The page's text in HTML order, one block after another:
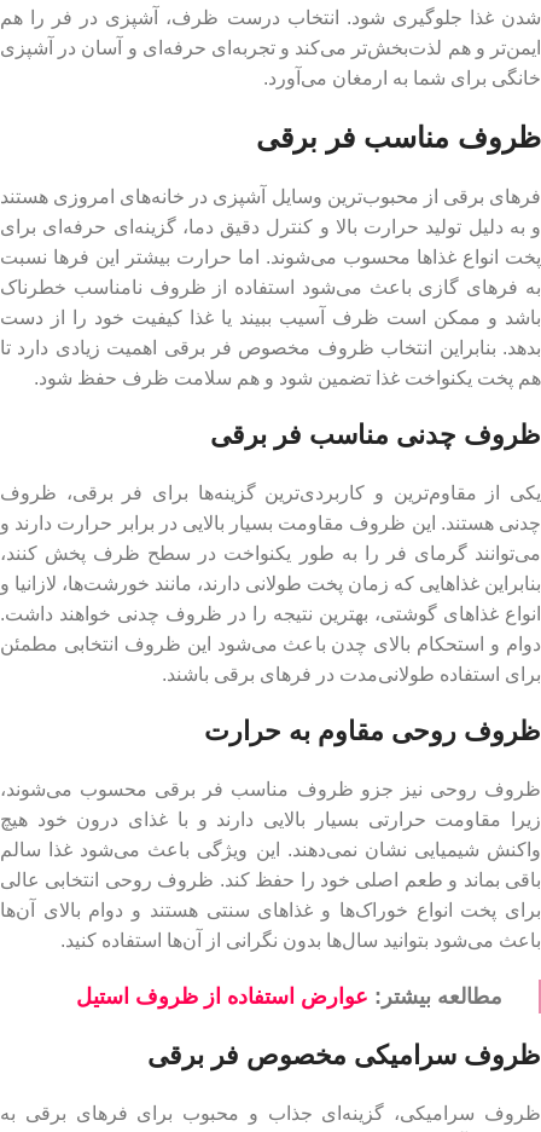
شدن غذا جلوگیری شود. انتخاب درست ظرف، آشپزی در فر را هم
ایمن‌تر و هم لذت‌بخش‌تر می‌کند و تجربه‌ای حرفه‌ای و آسان در آشپزی
خانگی برای شما به ارمغان می‌آورد.
ظروف مناسب فر برقی
فرهای برقی از محبوب‌ترین وسایل آشپزی در خانه‌های امروزی هستند
و به دلیل تولید حرارت بالا و کنترل دقیق دما، گزینه‌ای حرفه‌ای برای
پخت انواع غذاها محسوب می‌شوند. اما حرارت بیشتر این فرها نسبت
به فرهای گازی باعث می‌شود استفاده از ظروف نامناسب خطرناک
باشد و ممکن است ظرف آسیب ببیند یا غذا کیفیت خود را از دست
بدهد. بنابراین انتخاب ظروف مخصوص فر برقی اهمیت زیادی دارد تا
هم پخت یکنواخت غذا تضمین شود و هم سلامت ظرف حفظ شود.
ظروف چدنی مناسب فر برقی
یکی از مقاوم‌ترین و کاربردی‌ترین گزینه‌ها برای فر برقی، ظروف
چدنی هستند. این ظروف مقاومت بسیار بالایی در برابر حرارت دارند و
می‌توانند گرمای فر را به طور یکنواخت در سطح ظرف پخش کنند،
بنابراین غذاهایی که زمان پخت طولانی دارند، مانند خورشت‌ها، لازانیا و
انواع غذاهای گوشتی، بهترین نتیجه را در ظروف چدنی خواهند داشت.
دوام و استحکام بالای چدن باعث می‌شود این ظروف انتخابی مطمئن
برای استفاده طولانی‌مدت در فرهای برقی باشند.
ظروف روحی مقاوم به حرارت
ظروف روحی نیز جزو ظروف مناسب فر برقی محسوب می‌شوند،
زیرا مقاومت حرارتی بسیار بالایی دارند و با غذای درون خود هیچ
واکنش شیمیایی نشان نمی‌دهند. این ویژگی باعث می‌شود غذا سالم
باقی بماند و طعم اصلی خود را حفظ کند. ظروف روحی انتخابی عالی
برای پخت انواع خوراک‌ها و غذاهای سنتی هستند و دوام بالای آن‌ها
باعث می‌شود بتوانید سال‌ها بدون نگرانی از آن‌ها استفاده کنید.
مطالعه بیشتر: عوارض استفاده از ظروف استیل
ظروف سرامیکی مخصوص فر برقی
ظروف سرامیکی، گزینه‌ای جذاب و محبوب برای فرهای برقی به